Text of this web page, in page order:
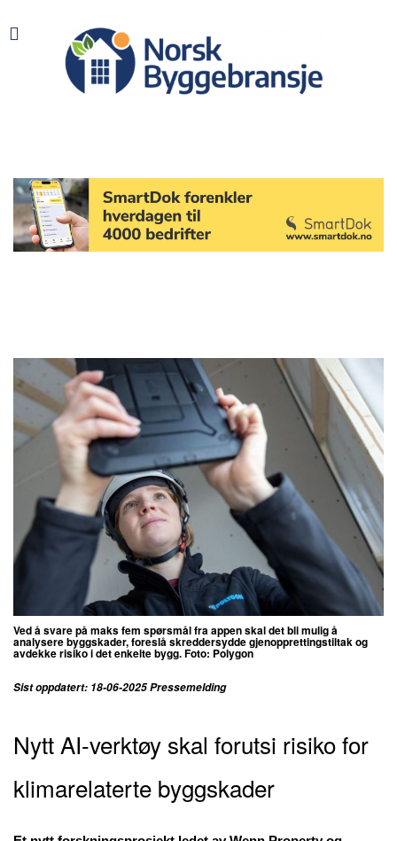
Ved å svare på maks fem spørsmål fra appen skal det bli mulig å
analysere byggskader, foreslå skreddersydde gjenopprettingstiltak og
avdekke risiko i det enkelte bygg. Foto: Polygon
Sist oppdatert: 18-06-2025 Pressemelding
Nytt AI-verktøy skal forutsi risiko for
klimarelaterte byggskader